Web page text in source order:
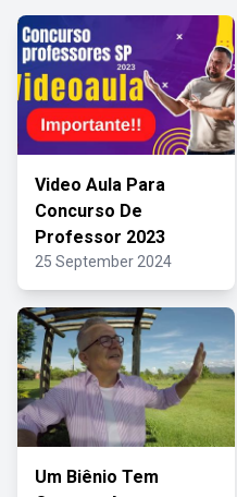
Video Aula Para
Concurso De
Professor 2023
25 September 2024
Um Biênio Tem